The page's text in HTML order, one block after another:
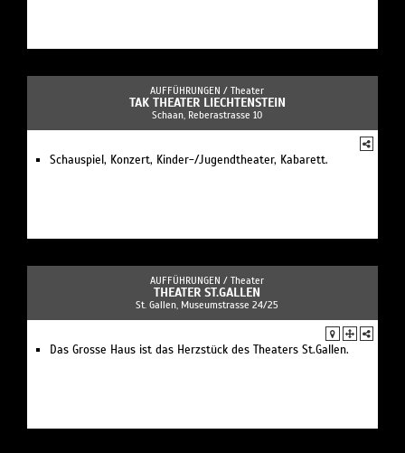
AUFFÜHRUNGEN / Theater
TAK THEATER LIECHTENSTEIN
Schaan, Reberastrasse 10
Schauspiel, Konzert, Kinder-/Jugendtheater, Kabarett.
AUFFÜHRUNGEN / Theater
THEATER ST.GALLEN
St. Gallen, Museumstrasse 24/25
Das Grosse Haus ist das Herzstück des Theaters St.Gallen.